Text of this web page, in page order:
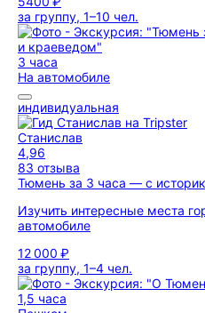
за группу, 1–10 чел.
3 часа
На автомобиле
индивидуальная
Станислав
4,96
83 отзыва
Тюмень за 3 часа — с
Изучить интересные места
автомобиле
12 000 ₽
за группу, 1–4 чел.
1,5 часа